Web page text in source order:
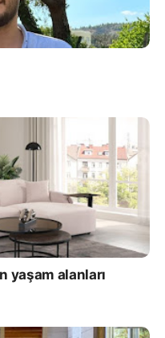
yaşam alanları